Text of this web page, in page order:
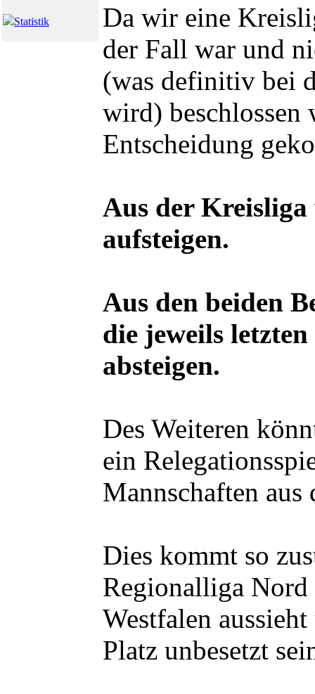
Statistik
Da wir eine
der Fall war und
(was definitiv bei
wird)
Entscheidung
Aus der Kreisliga
aufsteigen.
Aus den beiden
die jeweils
absteigen.
Des Weiteren
ein
Mannschaften aus
Dies kommt so
Regionalliga Nord
Westfalen
Platz unbesetzt